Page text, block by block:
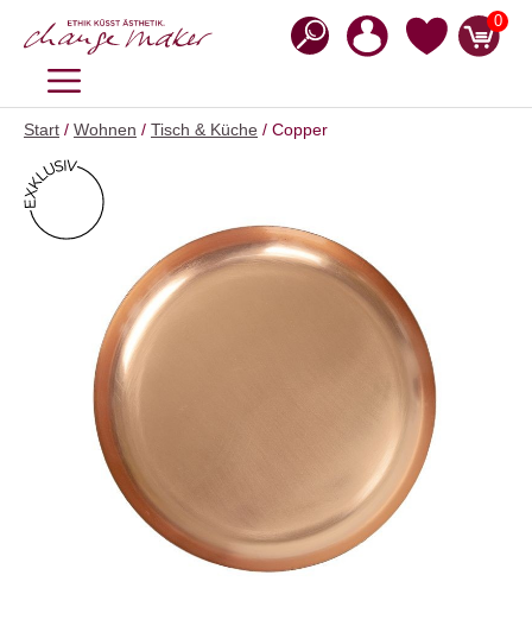
Inhalt
0
MENÜ
Start / Wohnen / Tisch & Küche / Copper